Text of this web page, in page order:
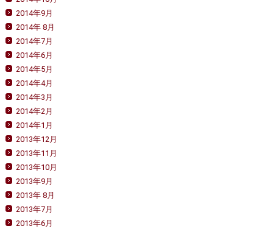
2014年9月
2014年 8月
2014年7月
2014年6月
2014年5月
2014年4月
2014年3月
2014年2月
2014年1月
2013年12月
2013年11月
2013年10月
2013年9月
2013年 8月
2013年7月
2013年6月